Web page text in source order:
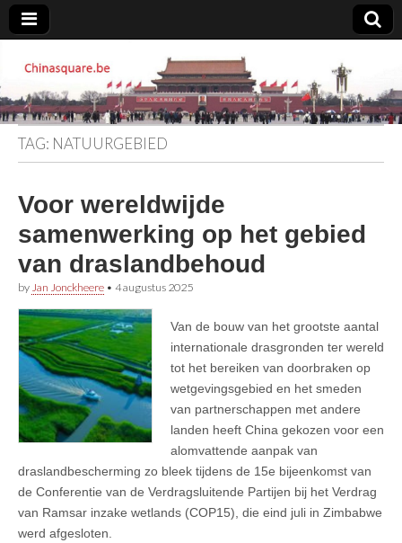
Chinasquare.be
TAG: NATUURGEBIED
Voor wereldwijde
samenwerking op het gebied
van draslandbehoud
by Jan Jonckheere • 4 augustus 2025
Van de bouw van het grootste aantal
internationale drasgronden ter wereld
tot het bereiken van doorbraken op
wetgevingsgebied en het smeden
van partnerschappen met andere
landen heeft China gekozen voor een
alomvattende aanpak van
draslandbescherming zo bleek tijdens de 15e bijeenkomst van
de Conferentie van de Verdragsluitende Partijen bij het Verdrag
van Ramsar inzake wetlands (COP15), die eind juli in Zimbabwe
werd afgesloten.